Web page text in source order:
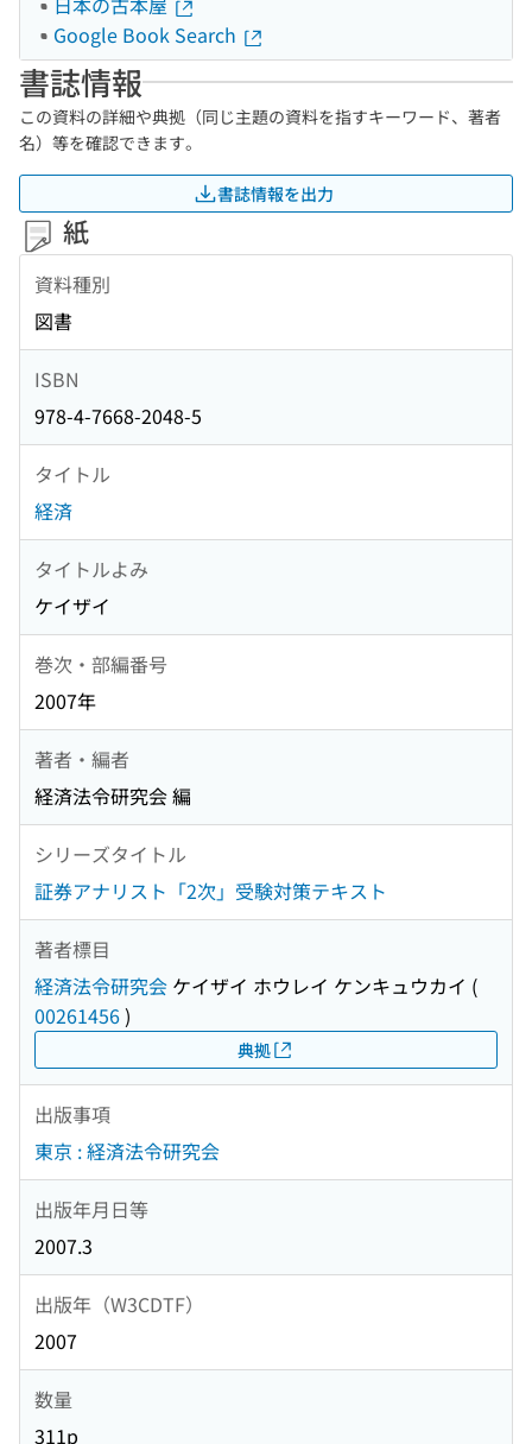
Google Book Search
書誌情報
この資料の詳細や典拠（同じ主題の資料を指すキーワード、著者
名）等を確認できます。
書誌情報を出力
紙
資料種別
図書
ISBN
978-4-7668-2048-5
タイトル
経済
タイトルよみ
ケイザイ
巻次・部編番号
2007年
著者・編者
経済法令研究会 編
シリーズタイトル
証券アナリスト「2次」受験対策テキスト
著者標目
経済法令研究会 ケイザイ ホウレイ ケンキュウカイ (
00261456)
典拠
出版事項
東京 : 経済法令研究会
出版年月日等
2007.3
出版年（W3CDTF）
2007
数量
311p